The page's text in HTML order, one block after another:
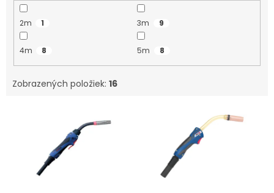
2m 1 3m 9
4m 8 5m 8
Zobrazených položiek: 16